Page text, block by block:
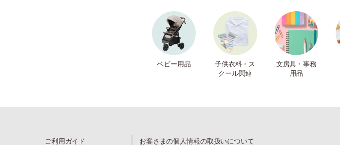
ベビー用品
子供衣料・ス
クール関連
文房具・事務
用品
ご利用ガイド お客さまの個人情報の取扱いについて